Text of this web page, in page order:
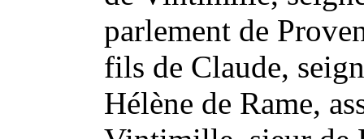
parlement de
fils de Claude,
Hélène de Rame,